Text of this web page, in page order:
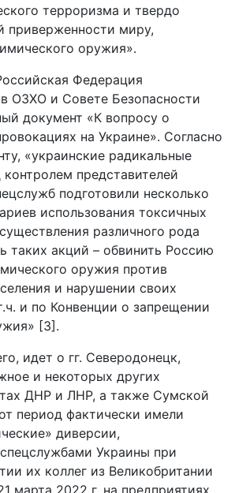
терроризма и твердо
приверженности миру,
оружия».
Федерация
ОЗХО и Совете Безопасности
документ «К вопросу о
на Украине». Согласно
«украинские радикальные
представителей
подготовили несколько
использования токсичных
различного рода
таких акций – обвинить Россию
оружия против
и нарушении своих
и по Конвенции о запрещении
[3].
идет о гг. Северодонецк,
и некоторых других
ДНР и ЛНР, а также Сумской
период фактически имели
диверсии,
Украины при
их коллег из Великобритании
марта 2022 г. на предприятиях